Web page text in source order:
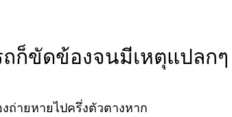
ถก็ขัดข้องจนมีเหตุแปลก
ถ่ายหายไปครึ่งตัวตางหาก